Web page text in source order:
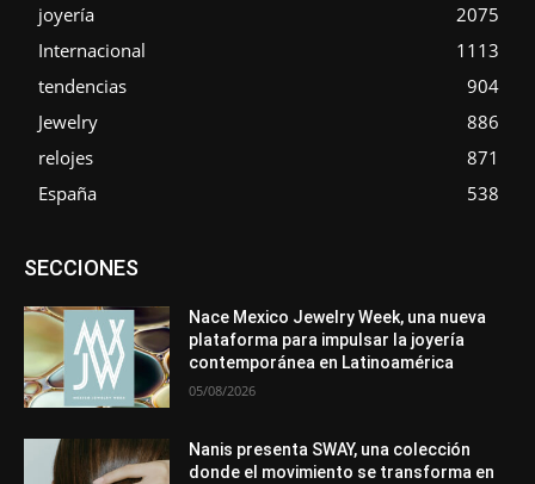
joyería
2075
Internacional
1113
tendencias
904
Jewelry
886
relojes
871
España
538
SECCIONESAsociaciones
Entrevistas
Mundo Técnico
Novedades Opiniones
Perspectiva
Premios
Secciones Sin categoría
Sucesos
Más
Nace Mexico Jewelry Week, una nueva
plataforma para impulsar la joyería
contemporánea en Latinoamérica
05/08/2026
Nanis presenta SWAY, una colección
donde el movimiento se transforma en